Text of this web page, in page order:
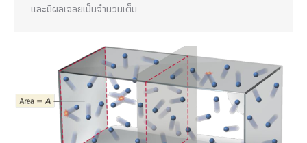
และมีผลเฉลยเป็นจำนวนเต็ม